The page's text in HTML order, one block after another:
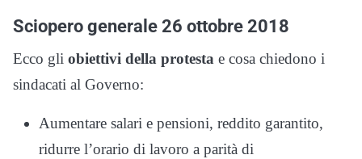
Sciopero generale 26 ottobre 2018
Ecco gli obiettivi della protesta e cosa chiedono i
sindacati al Governo:
Aumentare salari e pensioni, reddito garantito,
ridurre l’orario di lavoro a parità di